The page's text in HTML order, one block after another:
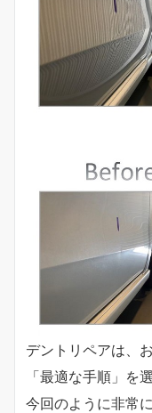
デントリペアは、
「最適な手順」を
今回のように非常